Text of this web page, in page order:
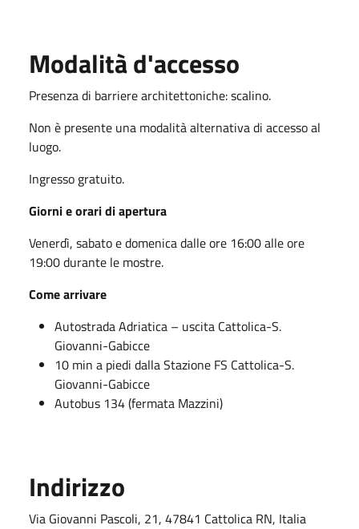
Modalità d'accesso
Presenza di barriere architettoniche: scalino.
Non è presente una modalità alternativa di accesso al
luogo.
Ingresso gratuito.
Giorni e orari di apertura
Venerdì, sabato e domenica dalle ore 16:00 alle ore
19:00 durante le mostre.
Come arrivare
Autostrada Adriatica – uscita Cattolica-S.
Giovanni-Gabicce
10 min a piedi dalla Stazione FS Cattolica-S.
Giovanni-Gabicce
Autobus 134 (fermata Mazzini)
Indirizzo
Via Giovanni Pascoli, 21, 47841 Cattolica RN, Italia